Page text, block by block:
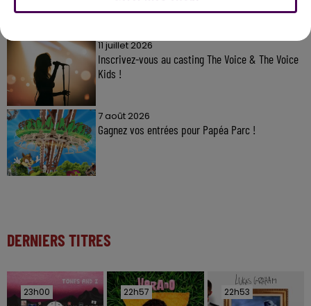
11 juillet 2026
Inscrivez-vous au casting The Voice & The Voice
Kids !
7 août 2026
Gagnez vos entrées pour Papéa Parc !
DERNIERS TITRES
23h00
23h00 22h57
22h57 22h53
22h53